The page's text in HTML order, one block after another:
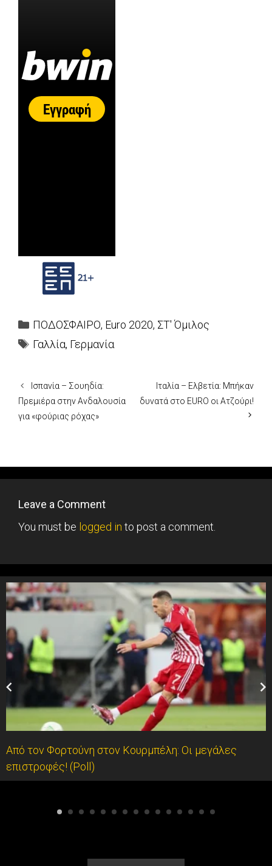
Categories
ΠΟΔΟΣΦΑΙΡΟ, Euro 2020, ΣΤ' Όμιλος
Tags
Γαλλία, Γερμανία
Ισπανία – Σουηδία:
Πρεμιέρα στην Ανδαλουσία
για «φούριας ρόχας»
Ιταλία – Ελβετία: Μπήκαν
δυνατά στο EURO οι Ατζούρι!
Leave a Comment
You must be logged in to post a comment.
Από τον Φορτούνη στον Κουρμπέλη: Οι μεγάλες
επιστροφές! (Poll)